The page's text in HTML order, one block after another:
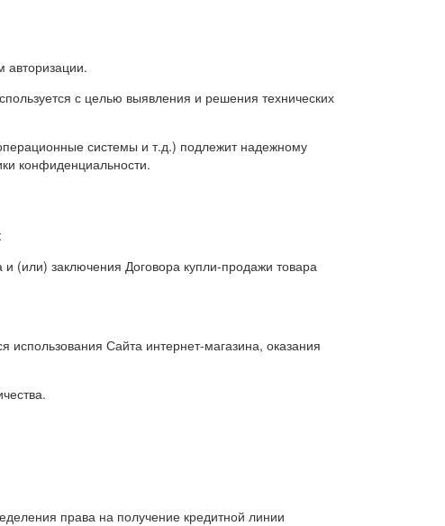
авторизации.
с целью выявления и решения технических
системы и т.д.) подлежит надежному
конфиденциальности.
(или) заключения Договора купли-продажи товара
Сайта интернет-магазина, оказания
права на получение кредитной линии